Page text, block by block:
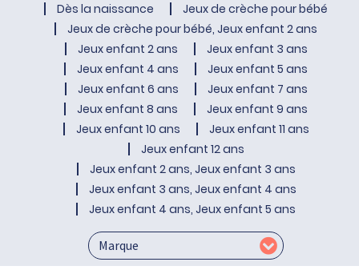
Dès la naissance
Jeux de crèche pour bébé
Jeux de crèche pour bébé, Jeux enfant 2 ans
Jeux enfant 2 ans
Jeux enfant 3 ans
Jeux enfant 4 ans
Jeux enfant 5 ans
Jeux enfant 6 ans
Jeux enfant 7 ans
Jeux enfant 8 ans
Jeux enfant 9 ans
Jeux enfant 10 ans
Jeux enfant 11 ans
Jeux enfant 12 ans
Jeux enfant 2 ans, Jeux enfant 3 ans
Jeux enfant 3 ans, Jeux enfant 4 ans
Jeux enfant 4 ans, Jeux enfant 5 ans